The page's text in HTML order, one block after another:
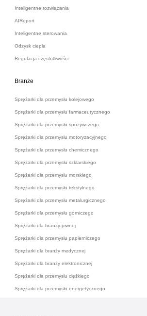
Inteligentne rozwiązania
AIReport
Inteligentne sterowania
Odzysk ciepła
Regulacja częstotliwości
Branże
Sprężarki dla przemysłu kolejowego
Sprężarki dla przemysłu farmaceutycznego
Sprężarki dla przemysłu spożywczego
Sprężarki dla przemysłu motoryzacyjnego
Sprężarki dla przemysłu chemicznego
Sprężarki dla przemysłu szklarskiego
Sprężarki dla przemysłu morskiego
Sprężarki dla przemysłu tekstylnego
Sprężarki dla przemysłu metalurgicznego
Sprężarki dla przemysłu górniczego
Sprężarki dla branży piwnej
Sprężarki dla przemysłu papierniczego
Sprężarki dla branży medycznej
Sprężarki dla branży elektronicznej
Sprężarki dla przemysłu ciężkiego
Sprężarki dla przemysłu energetycznego